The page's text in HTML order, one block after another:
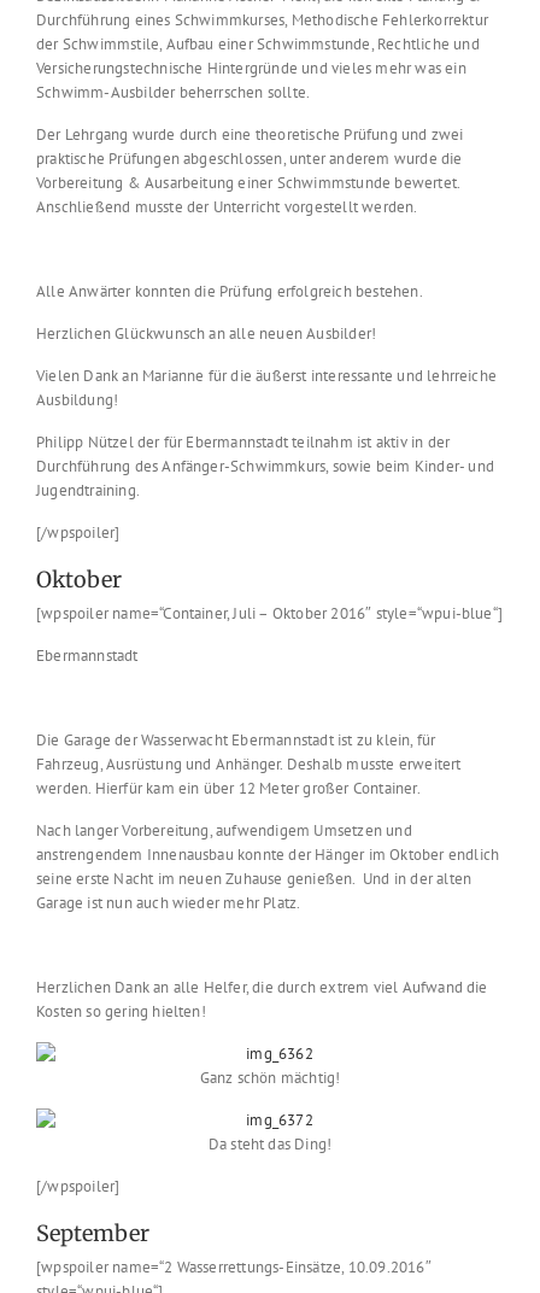
Durchführung eines Schwimmkurses, Methodische Fehlerkorrektur
der Schwimmstile, Aufbau einer Schwimmstunde, Rechtliche und
Versicherungstechnische Hintergründe und vieles mehr was ein
Schwimm-Ausbilder beherrschen sollte.
Der Lehrgang wurde durch eine theoretische Prüfung und zwei
praktische Prüfungen abgeschlossen, unter anderem wurde die
Vorbereitung & Ausarbeitung einer Schwimmstunde bewertet.
Anschließend musste der Unterricht vorgestellt werden.
Alle Anwärter konnten die Prüfung erfolgreich bestehen.
Herzlichen Glückwunsch an alle neuen Ausbilder!
Vielen Dank an Marianne für die äußerst interessante und lehrreiche
Ausbildung!
Philipp Nützel der für Ebermannstadt teilnahm ist aktiv in der
Durchführung des Anfänger-Schwimmkurs, sowie beim Kinder- und
Jugendtraining.
[/wpspoiler]
Oktober
[wpspoiler name=“Container, Juli – Oktober 2016″ style=“wpui-blue“]
Ebermannstadt
Die Garage der Wasserwacht Ebermannstadt ist zu klein, für
Fahrzeug, Ausrüstung und Anhänger. Deshalb musste erweitert
werden. Hierfür kam ein über 12 Meter großer Container.
Nach langer Vorbereitung, aufwendigem Umsetzen und
anstrengendem Innenausbau konnte der Hänger im Oktober endlich
seine erste Nacht im neuen Zuhause genießen. Und in der alten
Garage ist nun auch wieder mehr Platz.
Herzlichen Dank an alle Helfer, die durch extrem viel Aufwand die
Kosten so gering hielten!
Ganz schön mächtig!
Da steht das Ding!
[/wpspoiler]
September
[wpspoiler name=“2 Wasserrettungs-Einsätze, 10.09.2016″